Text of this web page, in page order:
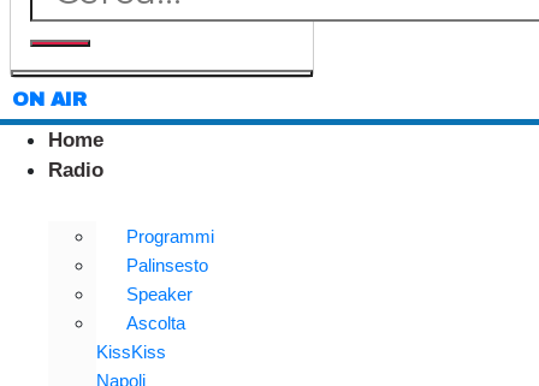
ON AIR
Home
Radio
Programmi
Palinsesto
Speaker
Ascolta
KissKiss
Napoli